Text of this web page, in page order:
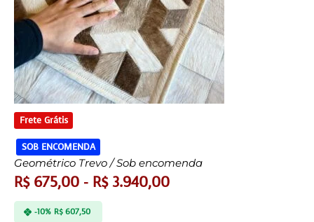
Frete Grátis
SOB ENCOMENDA
Geométrico Trevo / Sob encomenda
R$675,00 - R$3.940,00
-10% R$607,50